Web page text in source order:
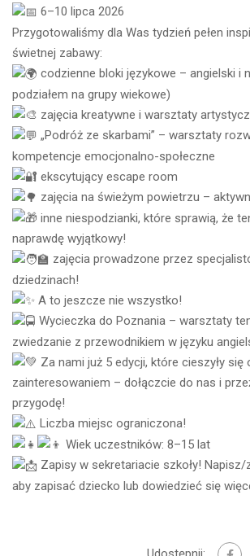
6–10 lipca 2026
Przygotowaliśmy dla Was tydzień pełen
świetnej zabawy:
codzienne bloki językowe – angielski i
podziałem na grupy wiekowe)
zajęcia kreatywne i warsztaty
„Podróż ze skarbami” – warsztaty
kompetencje emocjonalno-społeczne
ekscytujący escape room
zajęcia na świeżym powietrzu –
inne niespodzianki, które sprawią, że
naprawdę wyjątkowy!
zajęcia prowadzone przez
dziedzinach!
A to jeszcze nie wszystko!
Wycieczka do Poznania – warsztaty
zwiedzanie z przewodnikiem w języku
Za nami już 5 edycji, które cieszyły się
zainteresowaniem – dołączcie do nas i
przygodę!
Liczba miejsc ograniczona!
Wiek uczestników: 8–15 lat
Zapisy w sekretariacie szkoły!
aby zapisać dziecko lub dowiedzieć się